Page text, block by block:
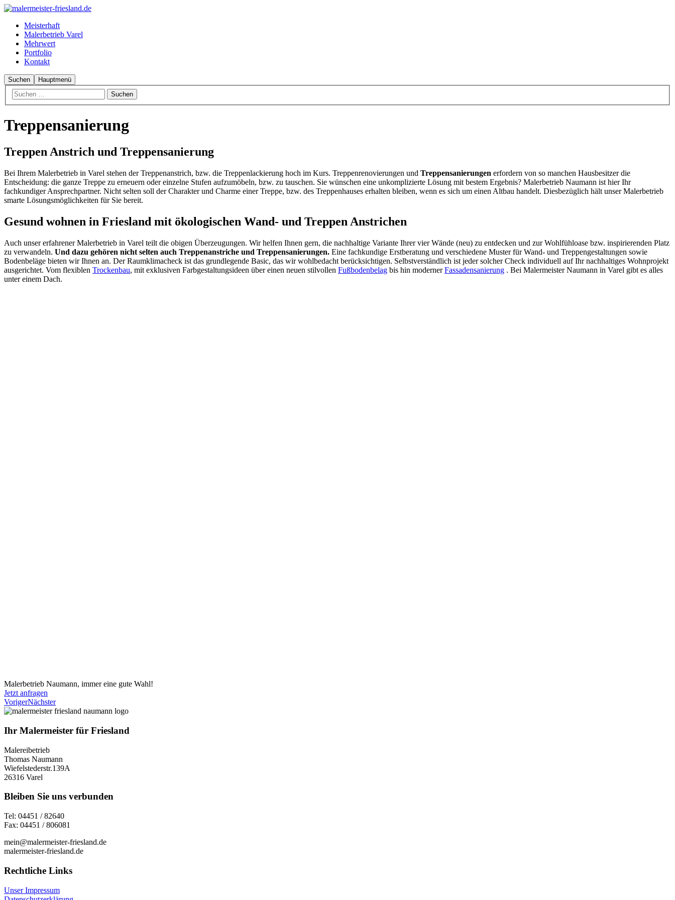
Meisterhaft
Malerbetrieb Varel
Mehrwert
Portfolio
Kontakt
Suchen Hauptmenü
Treppensanierung
Treppen Anstrich und Treppensanierung
Bei Ihrem Malerbetrieb in Varel stehen der Treppenanstrich, bzw. die Treppenlackierung hoch im Kurs. Treppenrenovierungen und Treppensanierungen erfordern von so manchen Hausbesitzer die
Entscheidung: die ganze Treppe zu erneuern oder einzelne Stufen aufzumöbeln, bzw. zu tauschen. Sie wünschen eine unkomplizierte Lösung mit bestem Ergebnis? Malerbetrieb Naumann ist hier Ihr
fachkundiger Ansprechpartner. Nicht selten soll der Charakter und Charme einer Treppe, bzw. des Treppenhauses erhalten bleiben, wenn es sich um einen Altbau handelt. Diesbezüglich hält unser Malerbetrieb
smarte Lösungsmöglichkeiten für Sie bereit.
Gesund wohnen in Friesland mit ökologischen Wand- und Treppen Anstrichen
Auch unser erfahrener Malerbetrieb in Varel teilt die obigen Überzeugungen. Wir helfen Ihnen gern, die nachhaltige Variante Ihrer vier Wände (neu) zu entdecken und zur Wohlfühloase bzw. inspirierenden Platz
zu verwandeln. Und dazu gehören nicht selten auch Treppenanstriche und Treppensanierungen. Eine fachkundige Erstberatung und verschiedene Muster für Wand- und Treppengestaltungen sowie
Bodenbeläge bieten wir Ihnen an. Der Raumklimacheck ist das grundlegende Basic, das wir wohlbedacht berücksichtigen. Selbstverständlich ist jeder solcher Check individuell auf Ihr nachhaltiges Wohnprojekt
ausgerichtet. Vom flexiblen Trockenbau, mit exklusiven Farbgestaltungsideen über einen neuen stilvollen Fußbodenbelag bis hin modernerFassadensanierung . Bei Malermeister Naumann in Varel gibt es alles
unter einem Dach.
Malerbetrieb Naumann, immer eine gute Wahl!
Jetzt anfragen
VorigerNächster
Ihr Malermeister für Friesland
Malereibetrieb
Thomas Naumann
Wiefelstederstr.139A
26316 Varel
Bleiben Sie uns verbunden
Tel: 04451 / 82640
Fax: 04451 / 806081
mein@malermeister-friesland.de
malermeister-friesland.de
Rechtliche Links
Unser Impressum